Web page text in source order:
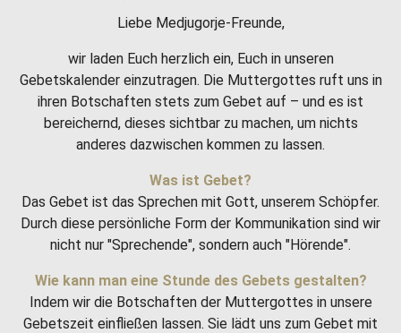
Liebe Medjugorje-Freunde,
wir laden Euch herzlich ein, Euch in unseren
Gebetskalender einzutragen. Die Muttergottes ruft uns in
ihren Botschaften stets zum Gebet auf – und es ist
bereichernd, dieses sichtbar zu machen, um nichts
anderes dazwischen kommen zu lassen.
Was ist Gebet?
Das Gebet ist das Sprechen mit Gott, unserem Schöpfer.
Durch diese persönliche Form der Kommunikation sind wir
nicht nur "Sprechende", sondern auch "Hörende".
Wie kann man eine Stunde des Gebets gestalten?
Indem wir die Botschaften der Muttergottes in unsere
Gebetszeit einfließen lassen. Sie lädt uns zum Gebet mit